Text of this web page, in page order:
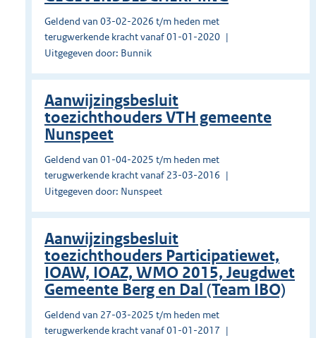
Geldend van 03-02-2026 t/m heden met
terugwerkende kracht vanaf 01-01-2020
Uitgegeven door: Bunnik
Aanwijzingsbesluit
toezichthouders VTH gemeente
Nunspeet
Geldend van 01-04-2025 t/m heden met
terugwerkende kracht vanaf 23-03-2016
Uitgegeven door: Nunspeet
Aanwijzingsbesluit
toezichthouders Participatiewet,
IOAW, IOAZ, WMO 2015, Jeugdwet
Gemeente Berg en Dal (Team IBO)
Geldend van 27-03-2025 t/m heden met
terugwerkende kracht vanaf 01-01-2017